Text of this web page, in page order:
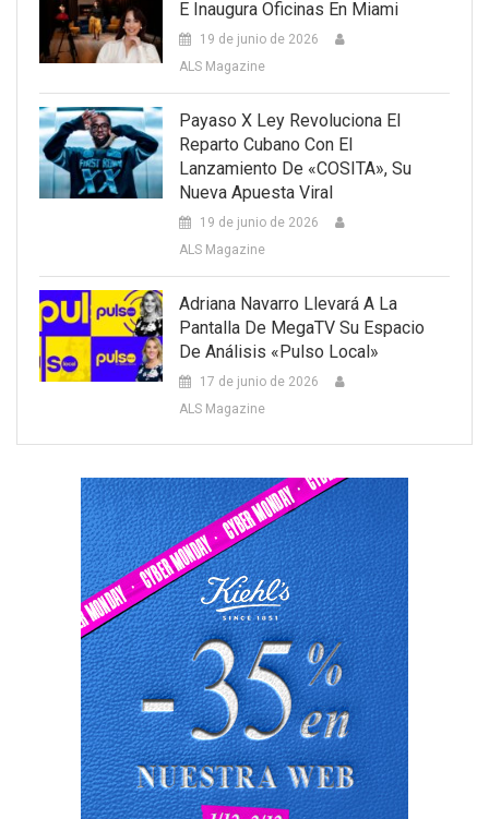
E Inaugura Oficinas En Miami
19 de junio de 2026
ALS Magazine
Payaso X Ley Revoluciona El
Reparto Cubano Con El
Lanzamiento De «COSITA», Su
Nueva Apuesta Viral
19 de junio de 2026
ALS Magazine
Adriana Navarro Llevará A La
Pantalla De MegaTV Su Espacio
De Análisis «Pulso Local»
17 de junio de 2026
ALS Magazine